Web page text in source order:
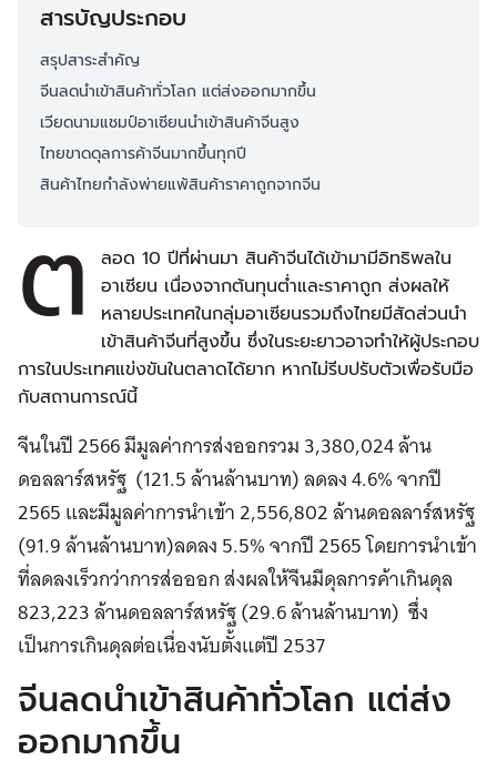
สารบัญประกอบ
สรุปสาระสำคัญ
จีนลดนำเข้าสินค้าทั่วโลก แต่ส่งออกมากขึ้น
เวียดนามแชมป์อาเซียนนำเข้าสินค้าจีนสูง
ไทยขาดดุลการค้าจีนมากขึ้นทุกปี
สินค้าไทยกำลังพ่ายแพ้สินค้าราคาถูกจากจีน
ต
ลอด 10 ปีที่ผ่านมา สินค้าจีนได้เข้ามามีอิทธิพลใน
อาเซียน เนื่องจากต้นทุนต่ำและราคาถูก ส่งผลให้
หลายประเทศในกลุ่มอาเซียนรวมถึงไทยมีสัดส่วนนำ
เข้าสินค้าจีนที่สูงขึ้น ซึ่งในระยะยาวอาจทำให้ผู้ประกอบ
การในประเทศแข่งขันในตลาดได้ยาก หากไม่รีบปรับตัวเพื่อรับมือ
กับสถานการณ์นี้
จีนในปี 2566 มีมูลค่าการส่งออกรวม 3,380,024 ล้าน
ดอลลาร์สหรัฐ (121.5 ล้านล้านบาท) ลดลง 4.6% จากปี
2565 และมีมูลค่าการนำเข้า 2,556,802 ล้านดอลลาร์สหรัฐ
(91.9 ล้านล้านบาท)ลดลง 5.5% จากปี 2565 โดยการนำเข้า
ที่ลดลงเร็วกว่าการส่อออก ส่งผลให้จีนมีดุลการค้าเกินดุล
823,223 ล้านดอลลาร์สหรัฐ (29.6 ล้านล้านบาท) ซึ่ง
เป็นการเกินดุลต่อเนื่องนับตั้งแต่ปี 2537
จีนลดนำเข้าสินค้าทั่วโลก แต่ส่ง
ออกมากขึ้น